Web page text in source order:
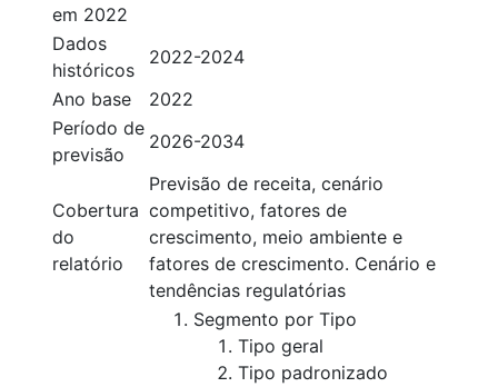
em 2022
Dados
históricos
2022-2024
Ano base
2022
Período de
previsão
2026-2034
Cobertura
do
relatório
Previsão de receita, cenário
competitivo, fatores de
crescimento, meio ambiente e
fatores de crescimento. Cenário e
tendências regulatórias
Segmento por Tipo
Tipo geral
Tipo padronizado